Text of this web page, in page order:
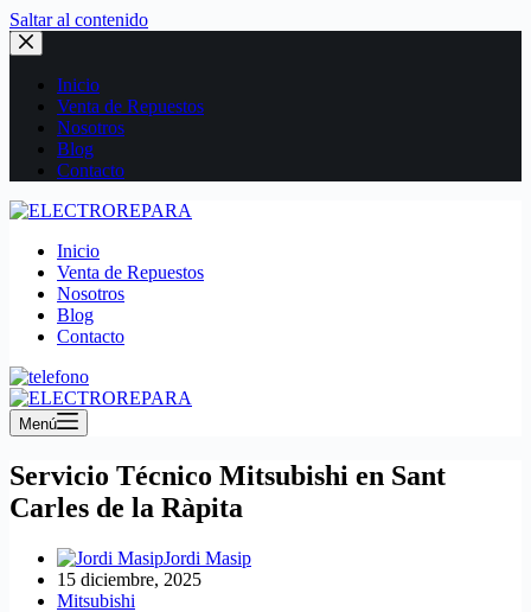
Saltar al contenido
Inicio
Venta de Repuestos
Nosotros
Blog
Contacto
Inicio
Venta de Repuestos
Nosotros
Blog
Contacto
Menú
Servicio Técnico Mitsubishi en Sant
Carles de la Ràpita
Jordi Masip
15 diciembre, 2025
Mitsubishi